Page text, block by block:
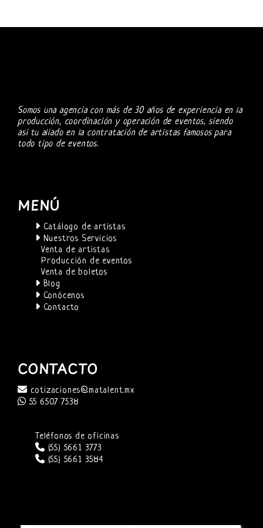
Somos una agencia con más de 30 años de experiencia en la
producción, coordinación y operación de eventos, siendo
asi tu aliado en la contratación de artistas famosos para
todo tipo de eventos.
MENÚ
Catálogo de artistas
Nuestros Servicios
Venta de artistas
Producción de eventos
Venta de boletos
Blog
Conócenos
Contacto
CONTACTO
cotizaciones@matalent.mx
55 6507 7538
Teléfonos de oficinas
(55) 5661 3773
(55) 5661 3584